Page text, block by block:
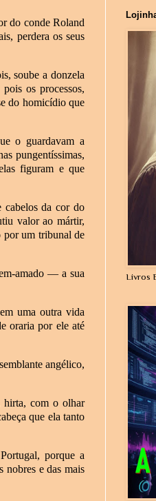
do conde Roland
perdera os seus
soube a donzela
os processos,
do homicídio que
o guardavam a
pungentíssimas,
figuram e que
cabelos da cor do
valor ao mártir,
por um tribunal de
amado — a sua
uma outra vida
oraria por ele até
angélico,
hirta, com o olhar
que ela tanto
porque a
nobres e das mais
Livros